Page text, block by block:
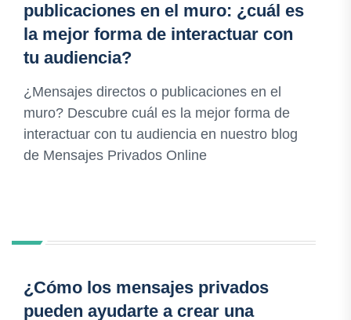
publicaciones en el muro: ¿cuál es
la mejor forma de interactuar con
tu audiencia?
¿Mensajes directos o publicaciones en el
muro? Descubre cuál es la mejor forma de
interactuar con tu audiencia en nuestro blog
de Mensajes Privados Online
¿Cómo los mensajes privados
pueden ayudarte a crear una